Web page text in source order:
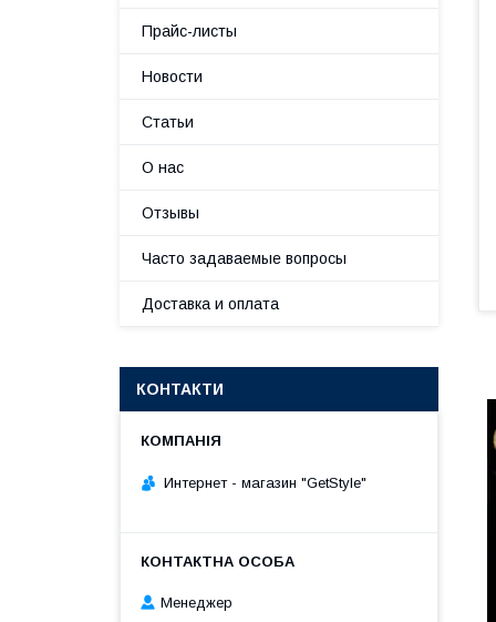
Прайс-листы
Новости
Статьи
О нас
Отзывы
Часто задаваемые вопросы
Доставка и оплата
КОНТАКТИ
Интернет - магазин "GetStyle"
Менеджер